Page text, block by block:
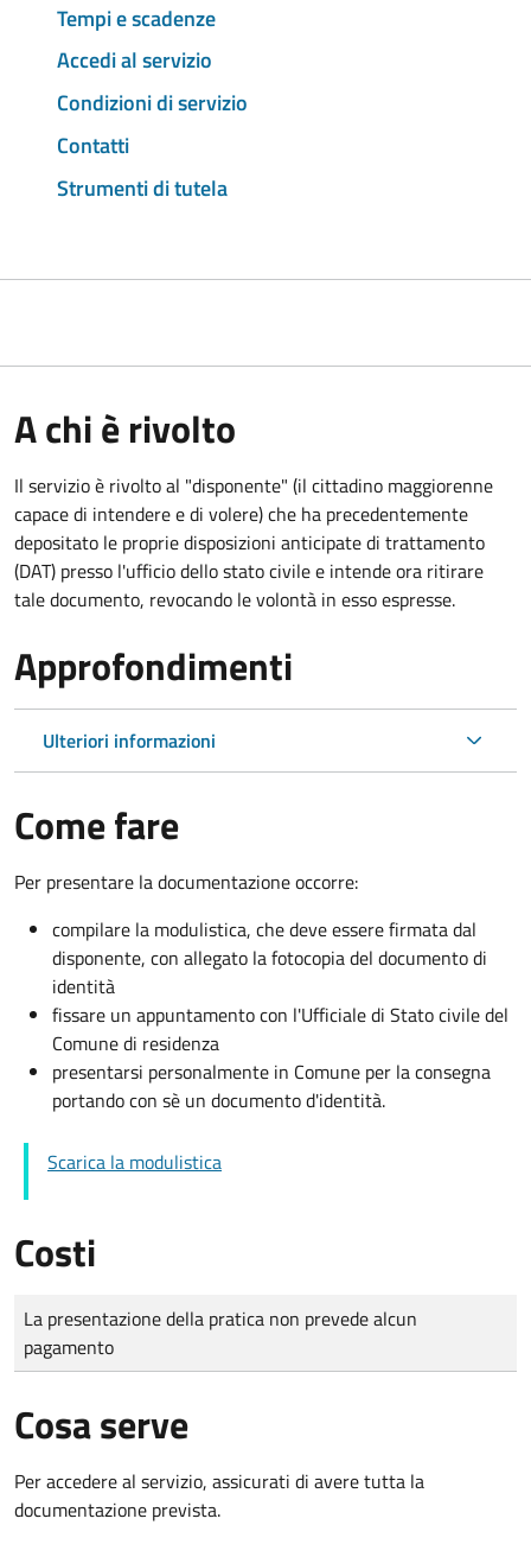
Tempi e scadenze
Accedi al servizio
Condizioni di servizio
Contatti
Strumenti di tutela
A chi è rivolto
Il servizio è rivolto al "disponente" (il cittadino maggiorenne
capace di intendere e di volere) che ha precedentemente
depositato le proprie disposizioni anticipate di trattamento
(DAT) presso l'ufficio dello stato civile e intende ora ritirare
tale documento, revocando le volontà in esso espresse.
Approfondimenti
Ulteriori informazioni
Come fare
Per presentare la documentazione occorre:
compilare la modulistica, che deve essere firmata dal
disponente, con allegato la fotocopia del documento di
identità
fissare un appuntamento con l'Ufficiale di Stato civile del
Comune di residenza
presentarsi personalmente in Comune per la consegna
portando con sè un documento d'identità.
Scarica la modulistica
Costi
Tipo di pagamento
Importo
La presentazione della pratica non prevede alcun
pagamento
Cosa serve
Per accedere al servizio, assicurati di avere tutta la
documentazione prevista.